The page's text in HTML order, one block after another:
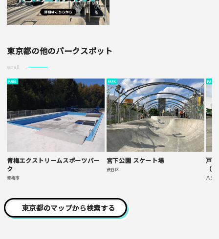
東京都の他のパークスポット
scroll
PARK
青梅エクストリームスポーツパー
ク
青梅市
PARK
宮下公園 スケート場
渋谷区
PARK
戸
（
八王
東京都のマップから検索する